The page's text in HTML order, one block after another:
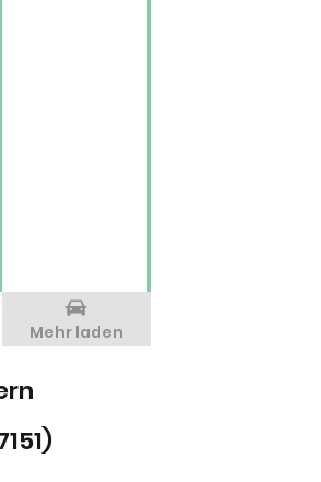
Mehr laden